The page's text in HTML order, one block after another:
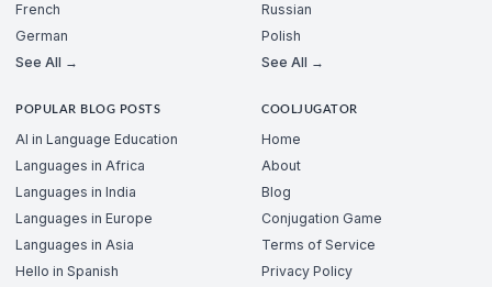
French
German
See All →
Russian
Polish
See All →
POPULAR BLOG POSTS
AI in Language Education
Languages in Africa
Languages in India
Languages in Europe
Languages in Asia
Hello in Spanish
COOLJUGATOR
Home
About
Blog
Conjugation Game
Terms of Service
Privacy Policy